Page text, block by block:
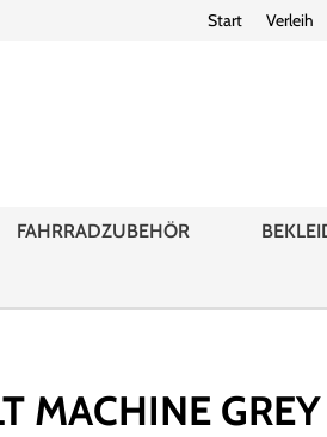
Start Verleih
FAHRRADZUBEHÖR
MACHINE